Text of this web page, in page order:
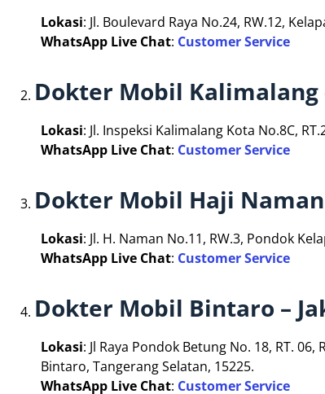
Lokasi: Jl. Boulevard Raya No.24, RW.12,
WhatsApp Live Chat: Customer Service
Dokter Mobil Kalimalang
Lokasi: Jl. Inspeksi Kalimalang Kota No.8C,
WhatsApp Live Chat: Customer Service
Dokter Mobil Haji
Lokasi: Jl. H. Naman No.11, RW.3, Pondok
WhatsApp Live Chat: Customer Service
Dokter Mobil Bintaro –
Lokasi: Jl Raya Pondok Betung No. 18, RT.
Bintaro, Tangerang Selatan, 15225.
WhatsApp Live Chat: Customer Service